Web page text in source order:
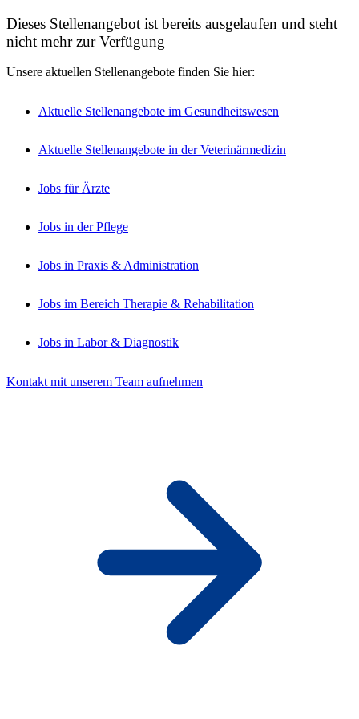
Dieses Stellenangebot ist bereits ausgelaufen und steht
nicht mehr zur Verfügung
Unsere aktuellen Stellenangebote finden Sie hier:
Aktuelle Stellenangebote im Gesundheitswesen
Aktuelle Stellenangebote in der Veterinärmedizin
Jobs für Ärzte
Jobs in der Pflege
Jobs in Praxis & Administration
Jobs im Bereich Therapie & Rehabilitation
Jobs in Labor & Diagnostik
Kontakt mit unserem Team aufnehmen